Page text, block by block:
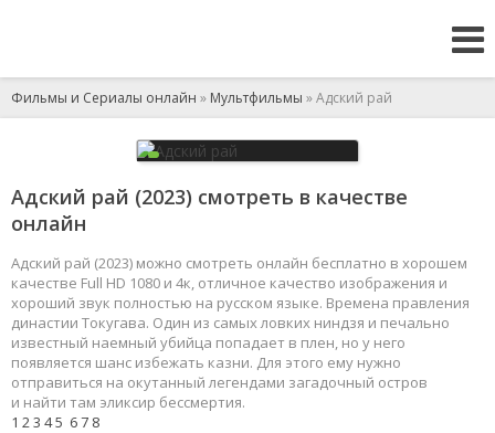
Фильмы и Сериалы онлайн » Мультфильмы » Адский рай
Адский рай (2023) смотреть в качестве
онлайн
Адский рай (2023) можно смотреть онлайн бесплатно в хорошем
качестве Full HD 1080 и 4к, отличное качество изображения и
хороший звук полностью на русском языке. Времена правления
династии Токугава. Один из самых ловких ниндзя и печально
известный наемный убийца попадает в плен, но у него
появляется шанс избежать казни. Для этого ему нужно
отправиться на окутанный легендами загадочный остров
и найти там эликсир бессмертия.
1 23 45 67 8